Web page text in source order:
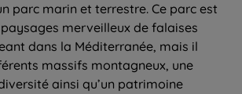
parc marin et terrestre. Ce parc est
merveilleux de falaises
dans la Méditerranée, mais il
massifs montagneux, une
ainsi qu’un patrimoine